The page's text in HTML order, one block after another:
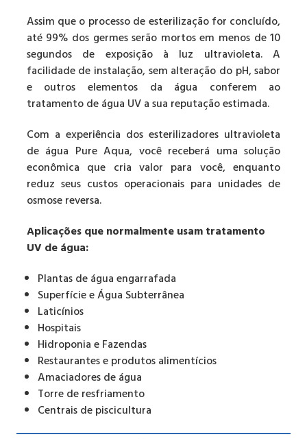
Assim que o processo de esterilização for concluído,
até 99% dos germes serão mortos em menos de 10
segundos de exposição à luz ultravioleta. A
facilidade de instalação, sem alteração do pH, sabor
e outros elementos da água conferem ao
tratamento de água UV a sua reputação estimada.
Com a experiência dos esterilizadores ultravioleta
de água Pure Aqua, você receberá uma solução
econômica que cria valor para você, enquanto
reduz seus custos operacionais para unidades de
osmose reversa.
Aplicações que normalmente usam tratamento
UV de água:
Plantas de água engarrafada
Superfície e Água Subterrânea
Laticínios
Hospitais
Hidroponia e Fazendas
Restaurantes e produtos alimentícios
Amaciadores de água
Torre de resfriamento
Centrais de piscicultura